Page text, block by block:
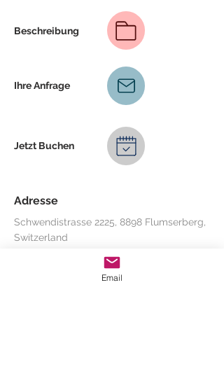
Beschreibung
Ihre Anfrage
Jetzt Buchen
Adresse
Schwendistrasse 2225, 8898 Flumserberg,
Switzerland
Email